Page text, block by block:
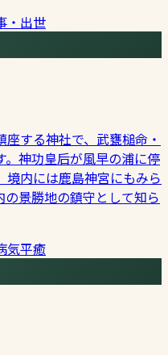
・出世
する神社で、武甕槌命・
神功皇后が風早の浦に停
内には鹿島神宮にもみら
景勝地の鎮守として知ら
気平癒